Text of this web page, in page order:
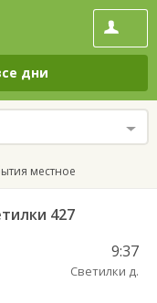
дни
местное
427
9:37
Светилки д.